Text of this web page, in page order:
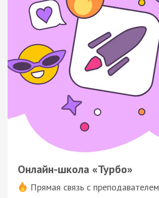
Онлайн-школа «Турбо»
Прямая связь с преподавателем